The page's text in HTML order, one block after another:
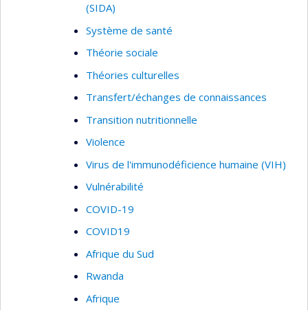
(SIDA)
Système de santé
Théorie sociale
Théories culturelles
Transfert/échanges de connaissances
Transition nutritionnelle
Violence
Virus de l'immunodéficience humaine (VIH)
Vulnérabilité
COVID-19
COVID19
Afrique du Sud
Rwanda
Afrique